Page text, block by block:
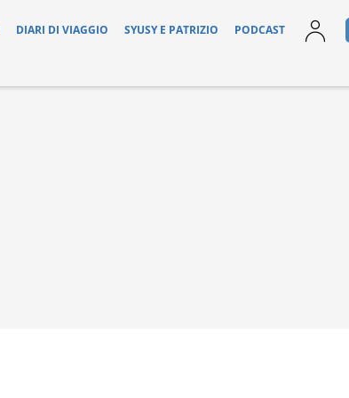
DIARI DI VIAGGIO SYUSY E PATRIZIO PODCAST